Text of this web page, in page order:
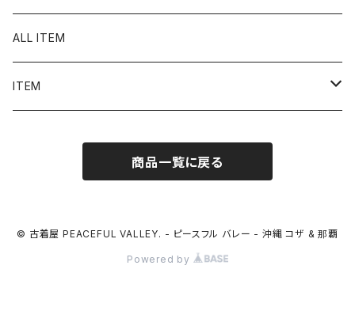
ALL ITEM
ITEM
シャツ／ブラウス
半袖シャツ / ブラウス
タンクトップ
商品一覧に戻る
© 古着屋 PEACEFUL VALLEY. - ピースフル バレー - 沖縄 コザ & 那覇
Powered by